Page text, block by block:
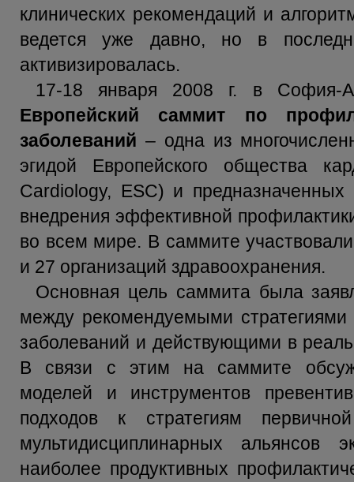
клинических рекомендаций и
ведется уже давно, но в
активизировалась.
17-18 января 2008 г. в София-
Европейский саммит по
заболеваний – одна из
эгидой Европейского общества
Cardiology, ESC) и
внедрения эффективной
во всем мире. В саммите
и 27 организаций здравоохранения.
Основная цель саммита была
между рекомендуемыми стратегиями
заболеваний и действующими в
В связи с этим на саммите
моделей и инструментов
подходов к стратегиям
мультидисциплинарных альянсов
наиболее продуктивных